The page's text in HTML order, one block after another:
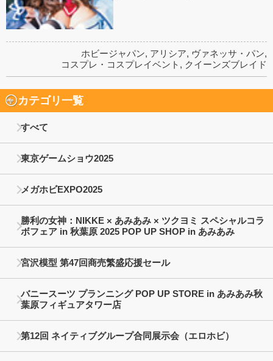
ホビージャパン, アリシア, ヴァネッサ・パン,
コスプレ・コスプレイベント , クイーンズブレイド
カテゴリ一覧
すべて
東京ゲームショウ2025
メガホビEXPO2025
勝利の女神：NIKKE × あみあみ × ツクヨミ スペシャルコラ
ボフェア in 秋葉原 2025 POP UP SHOP in あみあみ
宮沢模型 第47回商売繁盛応援セール
バニースーツ プランニング POP UP STORE in あみあみ秋
葉原フィギュアタワー店
第12回 ネイティブグループ合同展示会（エロホビ）